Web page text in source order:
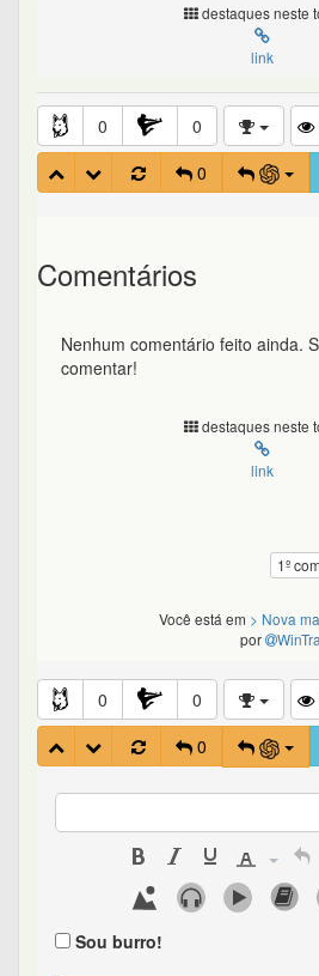
destaques neste
link
0 0
0
Comentários
Nenhum comentário feito ainda.
comentar!
destaques neste
link
1º
Você está em > Nova
por
0 0
0
Sou burro!